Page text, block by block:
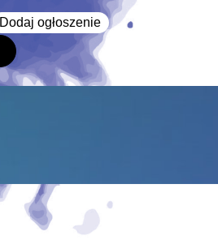
Dodaj ogłoszenie